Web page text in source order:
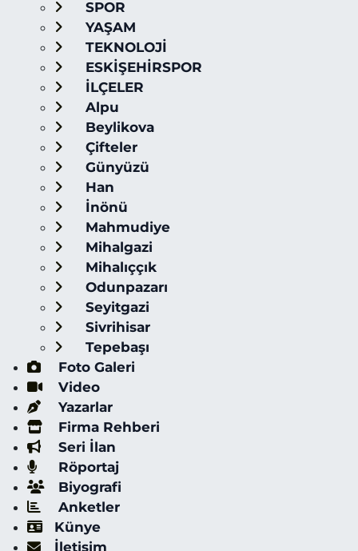
SPOR
YAŞAM
TEKNOLOJİ
ESKİŞEHİRSPOR
İLÇELER
Alpu
Beylikova
Çifteler
Günyüzü
Han
İnönü
Mahmudiye
Mihalgazi
Mihalıççık
Odunpazarı
Seyitgazi
Sivrihisar
Tepebaşı
Foto Galeri
Video
Yazarlar
Firma Rehberi
Seri İlan
Röportaj
Biyografi
Anketler
Künye
İletişim